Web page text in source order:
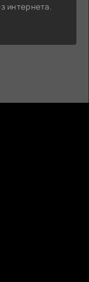
интернета.